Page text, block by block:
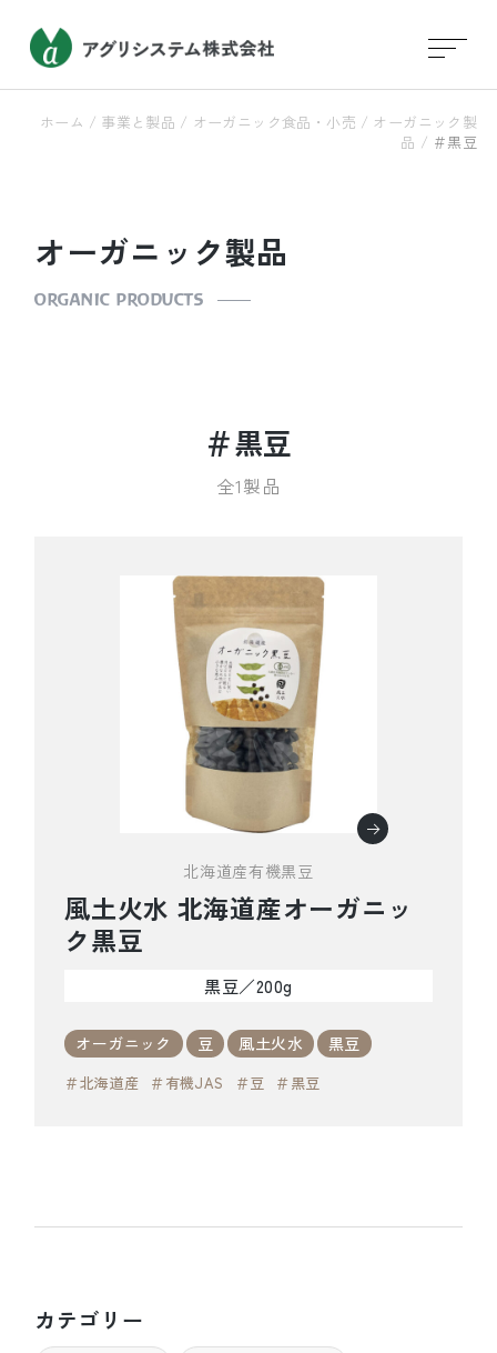
ホーム / 事業と製品 / オーガニック食品・小売 / オーガニック製
品 / ＃黒豆
オーガニック製品
ORGANIC PRODUCTS
＃黒豆
全1製品
北海道産有機黒豆
風土火水 北海道産オーガニッ
ク黒豆
黒豆／200g
オーガニック 豆 風土火水 黒豆
＃北海道産 ＃有機JAS ＃豆 ＃黒豆
カテゴリー